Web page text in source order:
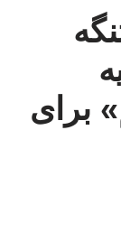
برای